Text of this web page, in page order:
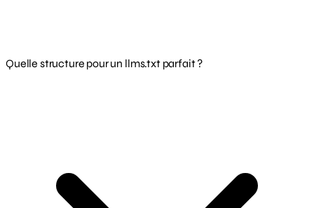
Quelle structure pour un llms.txt parfait ?